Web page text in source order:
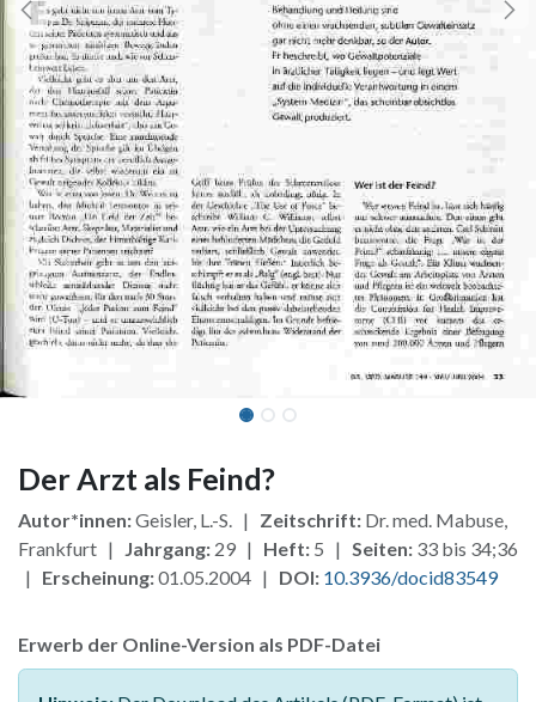
Der Arzt als Feind?
Autor*innen:Geisler, L.-S. | Zeitschrift: Dr. med. Mabuse,
Frankfurt |
Jahrgang: 29 | Heft: 5 | Seiten: 33 bis 34;36
| Erscheinung:01.05.2004 | DOI: 10.3936/docid83549
Erwerb der Online-Version als PDF-Datei